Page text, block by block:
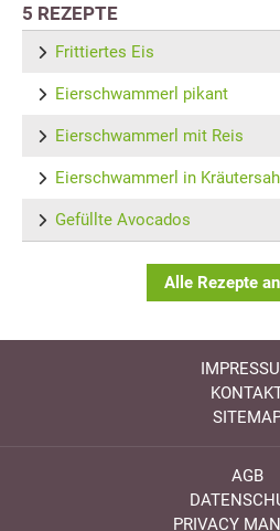
5 REZEPTE
Frittiertes Eis
Eierschwammerl pikant
Eierschwammerl mit Reis
Eierschwammerl in
Gefüllte Avocados
Alle Rezepte
AGB
PRIVACY